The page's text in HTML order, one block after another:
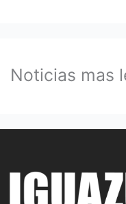
Noticias mas